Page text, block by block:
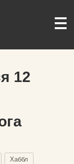
12
Хаббл